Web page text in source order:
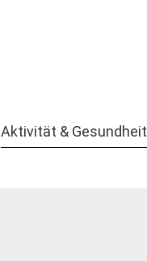
Aktivität & Gesundheit